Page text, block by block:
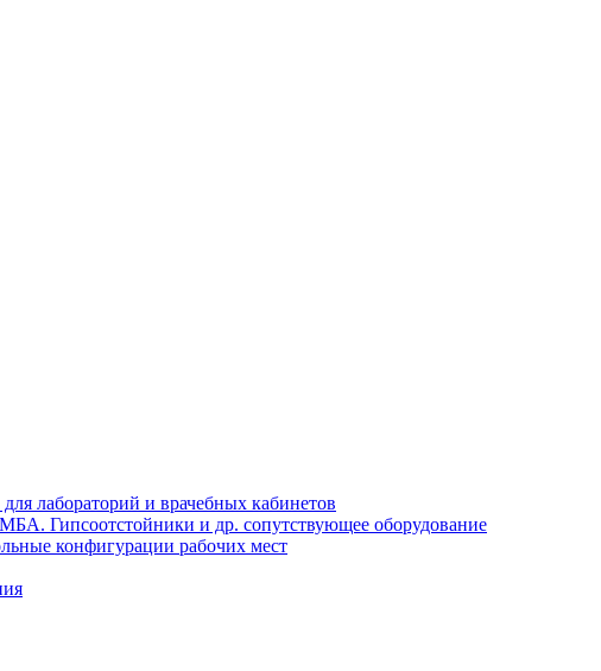
и врачебных кабинетов
Гипсоотстойники и др. сопутствующее оборудование
конфигурации рабочих мест